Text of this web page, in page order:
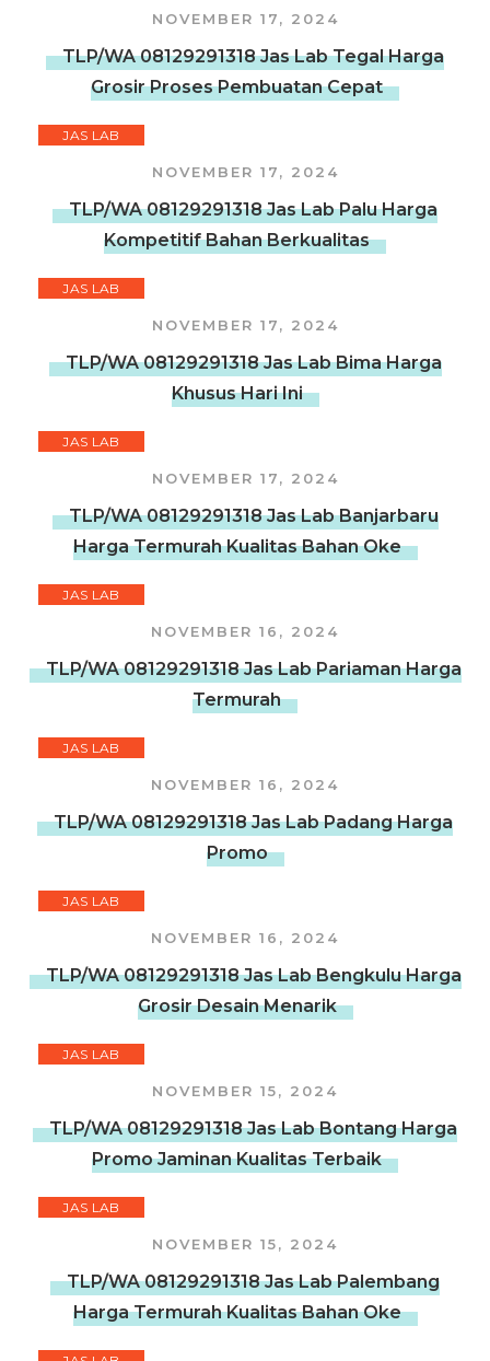
NOVEMBER 17, 2024
TLP/WA 08129291318 Jas Lab Tegal Harga
Grosir Proses Pembuatan Cepat
JAS LAB
NOVEMBER 17, 2024
TLP/WA 08129291318 Jas Lab Palu Harga
Kompetitif Bahan Berkualitas
JAS LAB
NOVEMBER 17, 2024
TLP/WA 08129291318 Jas Lab Bima Harga
Khusus Hari Ini
JAS LAB
NOVEMBER 17, 2024
TLP/WA 08129291318 Jas Lab Banjarbaru
Harga Termurah Kualitas Bahan Oke
JAS LAB
NOVEMBER 16, 2024
TLP/WA 08129291318 Jas Lab Pariaman Harga
Termurah
JAS LAB
NOVEMBER 16, 2024
TLP/WA 08129291318 Jas Lab Padang Harga
Promo
JAS LAB
NOVEMBER 16, 2024
TLP/WA 08129291318 Jas Lab Bengkulu Harga
Grosir Desain Menarik
JAS LAB
NOVEMBER 15, 2024
TLP/WA 08129291318 Jas Lab Bontang Harga
Promo Jaminan Kualitas Terbaik
JAS LAB
NOVEMBER 15, 2024
TLP/WA 08129291318 Jas Lab Palembang
Harga Termurah Kualitas Bahan Oke